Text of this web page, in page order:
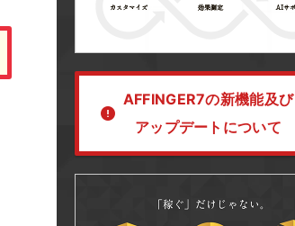
AFFINGER7の新機能及び
アップデートについて